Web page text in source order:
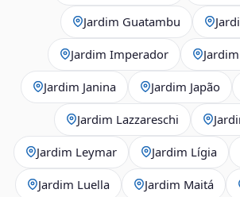
Jardim Guatambu
Jardim Imperador
Jardim Janina Jardim Japão
Jardim Lazzareschi
Jardim Leymar Jardim Lígia
Jardim Luella Jardim Maitá